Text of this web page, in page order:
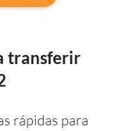
transferir
rápidas para